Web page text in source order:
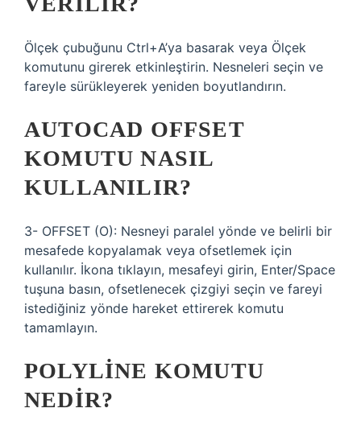
Ölçek çubuğunu Ctrl+A’ya basarak veya Ölçek
komutunu girerek etkinleştirin. Nesneleri seçin ve
fareyle sürükleyerek yeniden boyutlandırın.
AUTOCAD OFFSET
KOMUTU NASIL
KULLANILIR?
3- OFFSET (O): Nesneyi paralel yönde ve belirli bir
mesafede kopyalamak veya ofsetlemek için
kullanılır. İkona tıklayın, mesafeyi girin, Enter/Space
tuşuna basın, ofsetlenecek çizgiyi seçin ve fareyi
istediğiniz yönde hareket ettirerek komutu
tamamlayın.
POLYLINE KOMUTU
NEDIR?